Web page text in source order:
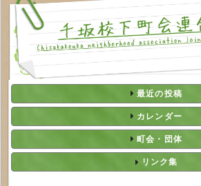
最近の投稿
カレンダー
町会・団体
リンク集